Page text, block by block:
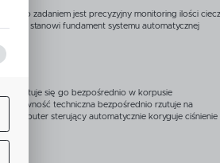
Jego zadaniem jest precyzyjny monitoring ilości
stanowi fundament systemu automatycznej
Montuje się go bezpośrednio w korpusie
sprawność techniczna bezpośrednio rzutuje na
komputer sterujący automatycznie koryguje ciśnienie